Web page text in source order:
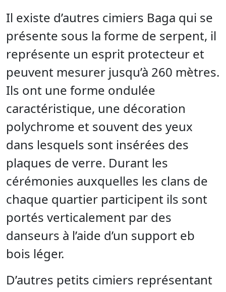
Il existe d’autres cimiers Baga qui se
présente sous la forme de serpent, il
représente un esprit protecteur et
peuvent mesurer jusqu’à 260 mètres.
Ils ont une forme ondulée
caractéristique, une décoration
polychrome et souvent des yeux
dans lesquels sont insérées des
plaques de verre. Durant les
cérémonies auxquelles les clans de
chaque quartier participent ils sont
portés verticalement par des
danseurs à l’aide d’un support eb
bois léger.
D’autres petits cimiers représentant